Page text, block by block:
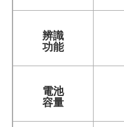
辨識
功能
電池
容量